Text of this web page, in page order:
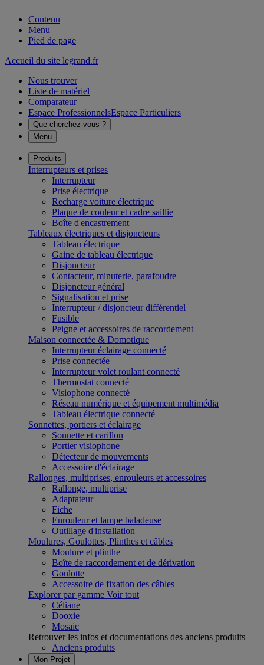
Contenu
Menu
Pied de page
Accueil du site legrand.fr
Nous trouver
Liste de matériel
Comparateur
Espace ProfessionnelsEspace Particuliers
Que cherchez-vous ?
Menu
Produits
Interrupteurs et prises
Interrupteur
Prise électrique
Recharge voiture électrique
Plaque de couleur et cadre saillie
Boîte d'encastrement
Tableaux électriques et disjoncteurs
Tableau électrique
Gaine de tableau électrique
Disjoncteur
Contacteur, minuterie, parafoudre
Disjoncteur général
Signalisation et prise
Interrupteur / disjoncteur différentiel
Fusible
Peigne et accessoires de raccordement
Maison connectée & Domotique
Interrupteur éclairage connecté
Prise connectée
Interrupteur volet roulant connecté
Thermostat connecté
Visiophone connecté
Réseau numérique et équipement multimédia
Tableau électrique connecté
Sonnettes, portiers et éclairage
Sonnette et carillon
Portier visiophone
Détecteur de mouvements
Accessoire d'éclairage
Rallonges, multiprises, enrouleurs et accessoires
Rallonge, multiprise
Adaptateur
Fiche
Enrouleur et lampe baladeuse
Outillage d'installation
Moulures, Goulottes, Plinthes et câbles
Moulure et plinthe
Boîte de raccordement et de dérivation
Goulotte
Accessoire de fixation des câbles
Explorer par gamme Voir tout
Céliane
Dooxie
Mosaic
Retrouver les infos et documentations des anciens produits
Anciens produits
Mon Projet